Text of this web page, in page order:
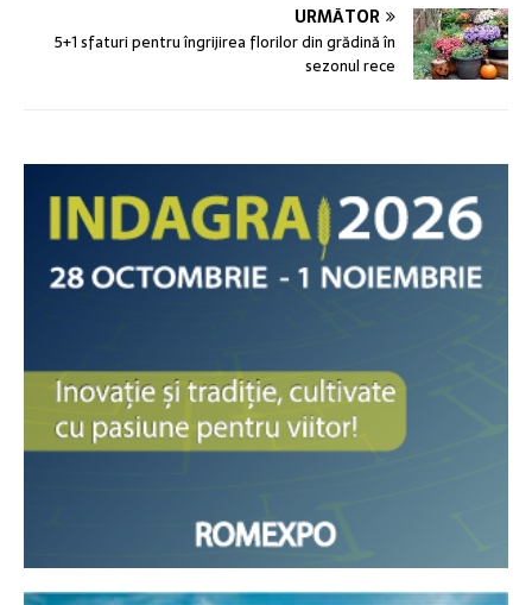
URMĂTOR
5+1 sfaturi pentru îngrijirea florilor din grădină în
sezonul rece